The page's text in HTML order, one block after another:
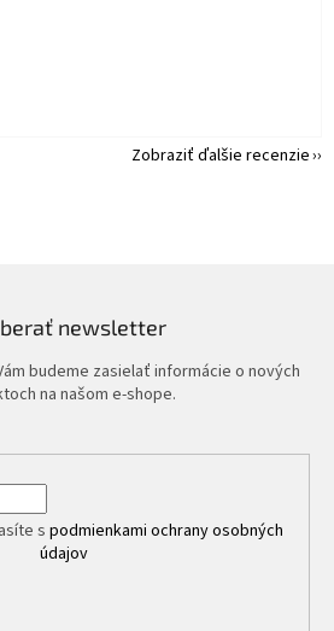
obchodu je 5 z 5 hviezdičiek.
Zobraziť ďalšie recenzie
newsletter
budeme zasielať informácie o nových
na našom e-shope.
s podmienkami ochrany osobných
údajov